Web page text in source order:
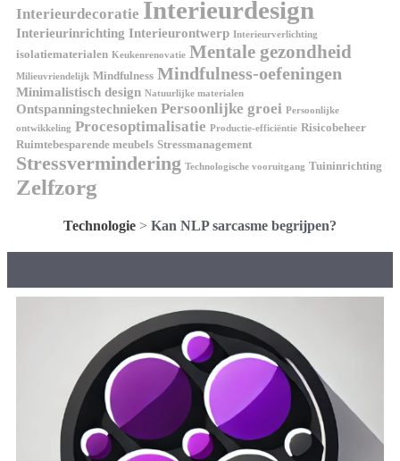
Interieurdecoratie Interieurdesign
Interieurinrichting Interieurontwerp Interieurverlichting
isolatiematerialen Keukenrenovatie Mentale gezondheid
Milieuvriendelijk Mindfulness Mindfulness-oefeningen
Minimalistisch design Natuurlijke materialen
Ontspanningstechnieken Persoonlijke groei Persoonlijke
ontwikkeling Procesoptimalisatie Productie-efficiëntie Risicobeheer
Ruimtebesparende meubels Stressmanagement
Stressvermindering Technologische vooruitgang Tuininrichting
Zelfzorg
Technologie > Kan NLP sarcasme begrijpen?